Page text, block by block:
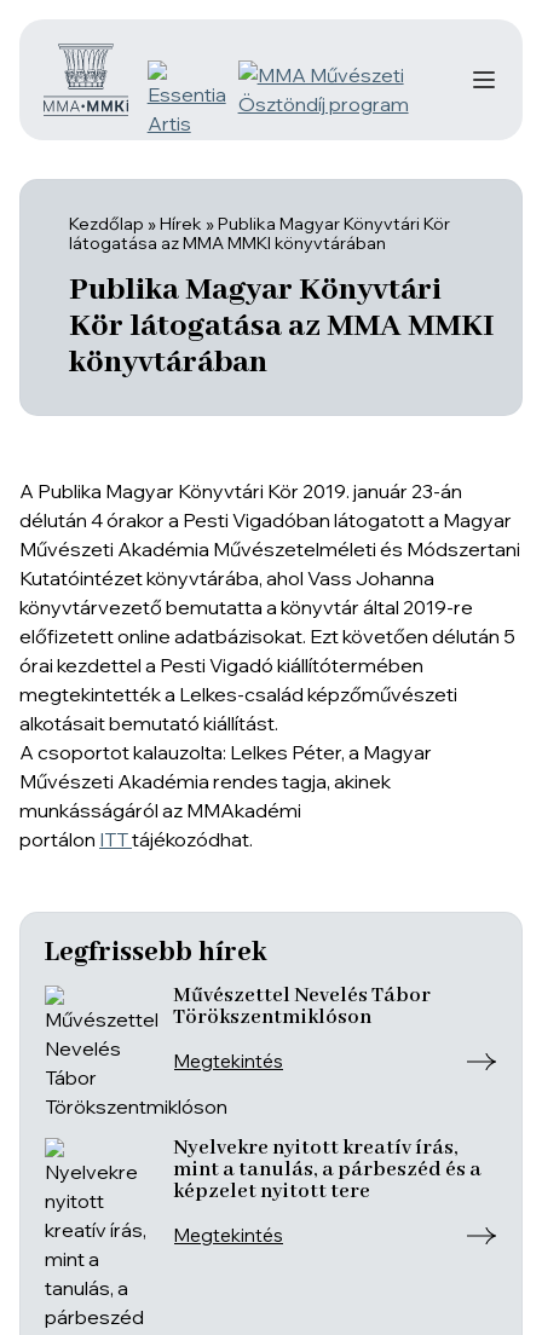
Kezdőlap »Hírek »Publika Magyar Könyvtári Kör
látogatása az MMA MMKI könyvtárában
Publika Magyar Könyvtári
Kör látogatása az MMA MMKI
könyvtárában
A Publika Magyar Könyvtári Kör 2019. január 23-án
délután 4 órakor a Pesti Vigadóban látogatott a Magyar
Művészeti Akadémia Művészetelméleti és Módszertani
Kutatóintézet könyvtárába, ahol Vass Johanna
könyvtárvezető bemutatta a könyvtár által 2019-re
előfizetett online adatbázisokat. Ezt követően délután 5
órai kezdettel a Pesti Vigadó kiállítótermében
megtekintették a Lelkes-család képzőművészeti
alkotásait bemutató kiállítást.
A csoportot kalauzolta: Lelkes Péter, a Magyar
Művészeti Akadémia rendes tagja, akinek
munkásságáról az MMAkadémi
portálon ITTtájékozódhat.
Legfrissebb hírek
Művészettel Nevelés Tábor
Törökszentmiklóson
Megtekintés
Nyelvekre nyitott kreatív írás,
mint a tanulás, a párbeszéd és a
képzelet nyitott tere
Megtekintés